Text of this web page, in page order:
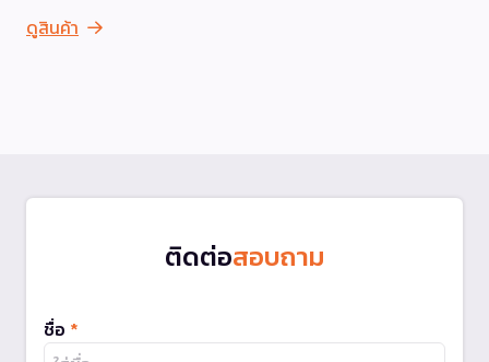
ดูสินค้า
ติดต่อสอบถาม
ชื่อ *